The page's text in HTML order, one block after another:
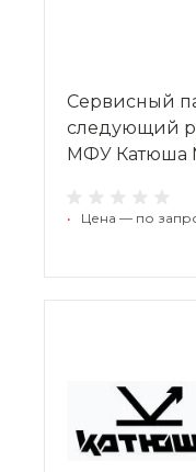
Сервисный
следующий
МФУ Катюша
• Цена — по